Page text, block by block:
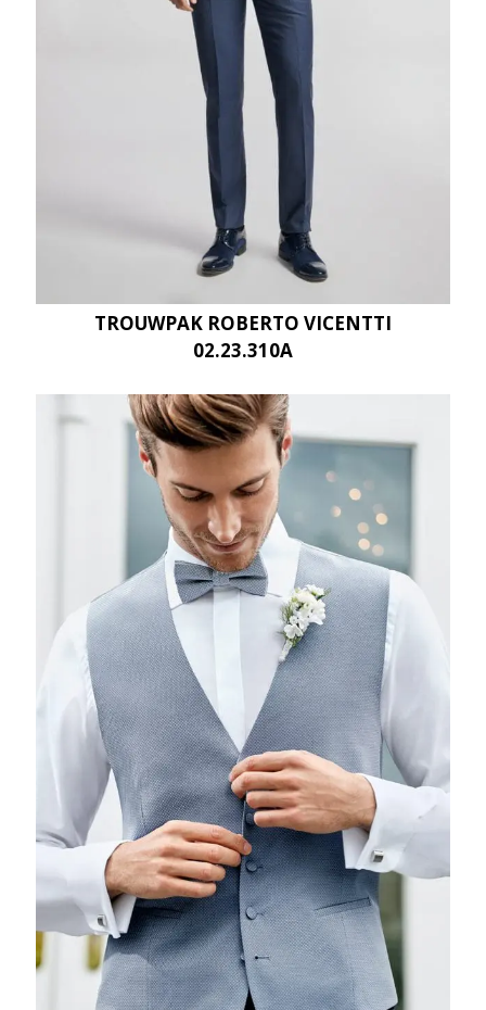
TROUWPAK ROBERTO VICENTTI
02.23.310A